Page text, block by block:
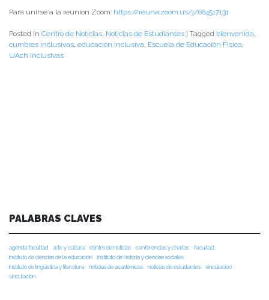
Para unirse a la reunión Zoom: https://reuna.zoom.us/j/664517131
Posted in Centro de Noticias, Noticias de Estudiantes Tagged bienvenida,
cumbres inclusivas, educación inclusiva, Escuela de Educación Física,
UAch Inclusivas
PALABRAS CLAVES
agenda facultad arte y cultura centro de noticias conferencias y charlas
facultad
instituto de ciencias de la educación
instituto de historia y ciencias sociales
instituto de lingüística y literatura
noticias de académicos noticias de estudiantes
vinculacion
vinculación